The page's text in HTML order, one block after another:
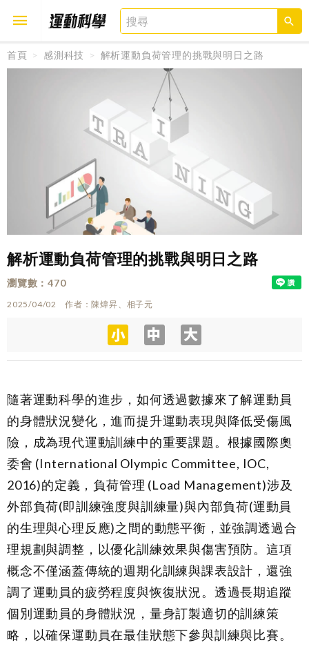
首頁 感測科技 解析運動負荷管理的挑戰與明日之路
解析運動負荷管理的挑戰與明日之路
瀏覽數 470
2025/04/02 作者 陳煒昇、相子元
隨著運動科學的進步，如何透過數據來了解運動員
的身體狀況變化，進而提升運動表現與降低受傷風
險，成為現代運動訓練中的重要課題。根據國際奧
委會 (International Olympic Committee, IOC,
2016)的定義，負荷管理 (Load Management)涉及
外部負荷(即訓練強度與訓練量)與內部負荷(運動員
的生理與心理反應)之間的動態平衡，並強調透過合
理規劃與調整，以優化訓練效果與傷害預防。這項
概念不僅涵蓋傳統的週期化訓練與課表設計，還強
調了運動員的疲勞程度與恢復狀況。透過長期追蹤
個別運動員的身體狀況，量身訂製適切的訓練策
略，以確保運動員在最佳狀態下參與訓練與比賽。